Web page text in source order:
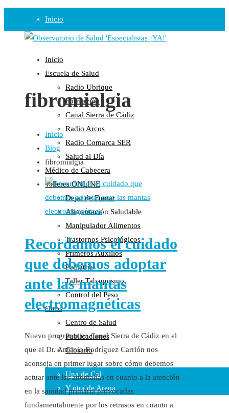
Inicio
Observatorio
Opinión
Radio
Guadalinfo Salud
Radio Guadalete
COPE Pontevedra
Salud en Radio Ubrique
Salud en Verano
Plataforma
Manifiestos
Comunicados
En nuestra Web
Colaboraciones
Cartas al Director
Medios de Comunicación
Otros
Vídeos
Audio
Cara Oscura Sanidad
Humor
Cal y Arena
Una de Cal
Y otra de Arena
Noticias Sanitarias
Inicio
Escuela de Salud
Radio Ubrique
Formación
Canal Sierra de Cádiz
Radio Arcos
Radio Comarca SER
Salud al Día
Médico de Cabecera
Talleres ONLINE
Dejar de Fumar
Alimentación Saludable
Manipulador Alimentos
Trastornos Psicológicos
Primeros Auxilios
Pediatría
Taller Tabaquismo
Control del Peso
Otros
Centro de Salud
Publicaciones
Glosario
fibromialgia
Inicio
Blog
fibromialgia
Recordamos el cuidado
que debemos adoptar
ante las mantas
electromagnéticas
Nuevo programa en Canal Sierra de Cádiz en el
que el Dr. Antonio Rodríguez Carrión nos
aconseja en primer lugar sobre cómo debemos
actuar ante las anomalías en cuanto a la atención
en la sanidad primaria provocadas
fundamentalmente por los retrasos en cuanto a